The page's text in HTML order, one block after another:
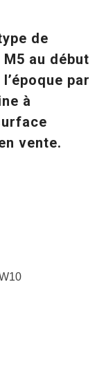
de
au début
par
à
vente.